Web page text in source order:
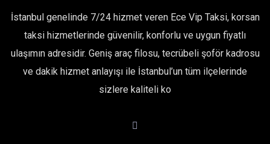
İstanbul genelinde 7/24 hizmet veren Ece Vip Taksi, korsan
taksi hizmetlerinde güvenilir, konforlu ve uygun fiyatlı
ulaşımın adresidir. Geniş araç filosu, tecrübeli şoför kadrosu
ve dakik hizmet anlayışı ile İstanbul’un tüm ilçelerinde
sizlere kaliteli ko